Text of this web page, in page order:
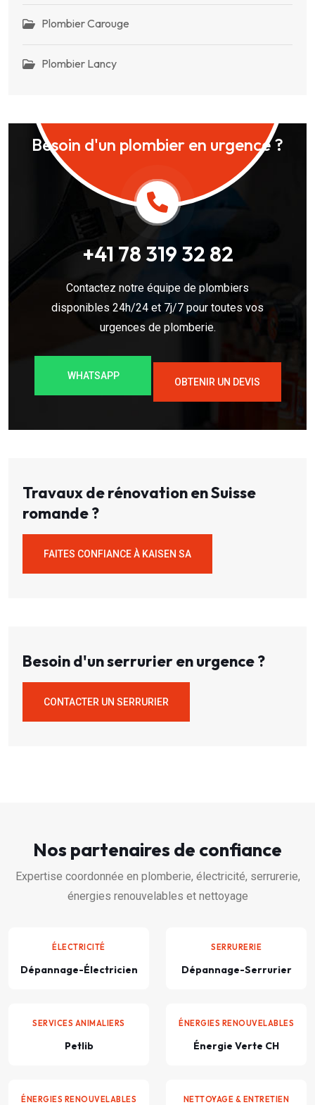
Plombier Carouge
Plombier Lancy
Besoin d'un plombier en urgence ?
+41 78 319 32 82
Contactez notre équipe de plombiers
disponibles 24h/24 et 7j/7 pour toutes vos
urgences de plomberie.
WHATSAPP
OBTENIR UN DEVIS
Travaux de rénovation en Suisse
romande ?
FAITES CONFIANCE À KAISEN SA
Besoin d'un serrurier en urgence ?
CONTACTER UN SERRURIER
Nos partenaires de confiance
Expertise coordonnée en plomberie, électricité, serrurerie,
énergies renouvelables et nettoyage
ÉLECTRICITÉ
Dépannage-Électricien
SERRURERIE
Dépannage-Serrurier
SERVICES ANIMALIERS
Petlib
ÉNERGIES RENOUVELABLES
Énergie Verte CH
ÉNERGIES RENOUVELABLES NETTOYAGE & ENTRETIEN